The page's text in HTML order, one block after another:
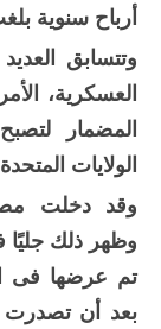
أرباح سنوية بلغت العام
وتتسابق
العسكرية،
المضمار
الولايات
وقد دخلت
وظهر ذلك جليًا